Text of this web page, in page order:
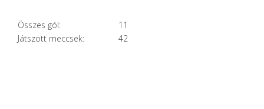
Összes gól:
11
Játszott meccsek:
42